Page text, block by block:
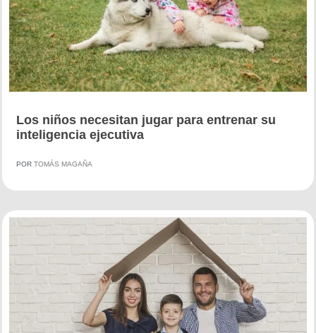
Los niños necesitan jugar para entrenar su
inteligencia ejecutiva
POR TOMÁS MAGAÑA